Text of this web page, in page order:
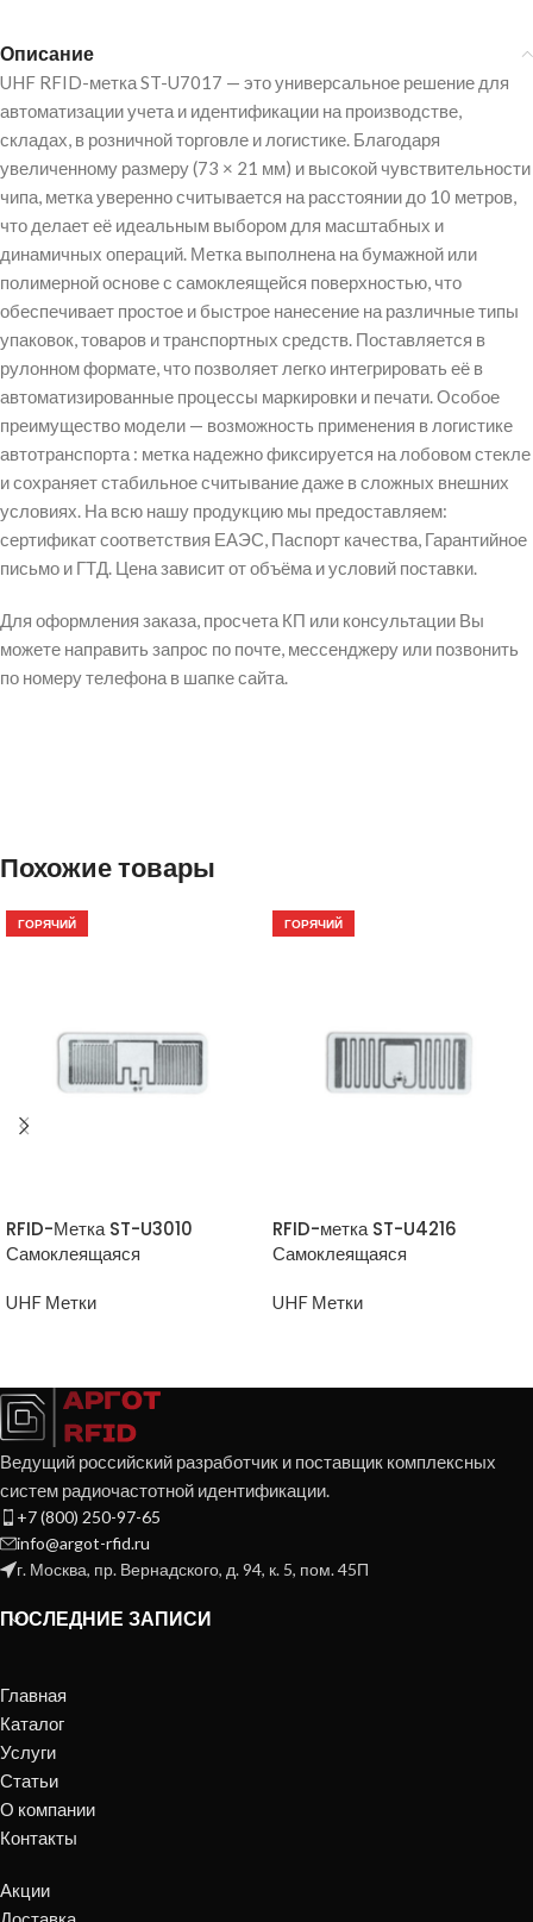
Описание
UHF RFID-метка ST-U7017 — это универсальное решение для
автоматизации учета и идентификации на производстве,
складах, в розничной торговле и логистике. Благодаря
увеличенному размеру (73 × 21 мм) и высокой чувствительности
чипа, метка уверенно считывается на расстоянии до 10 метров,
что делает её идеальным выбором для масштабных и
динамичных операций. Метка выполнена на бумажной или
полимерной основе с самоклеящейся поверхностью, что
обеспечивает простое и быстрое нанесение на различные типы
упаковок, товаров и транспортных средств. Поставляется в
рулонном формате, что позволяет легко интегрировать её в
автоматизированные процессы маркировки и печати. Особое
преимущество модели — возможность применения в логистике
автотранспорта : метка надежно фиксируется на лобовом стекле
и сохраняет стабильное считывание даже в сложных внешних
условиях. На всю нашу продукцию мы предоставляем:
сертификат соответствия ЕАЭС, Паспорт качества, Гарантийное
письмо и ГТД. Цена зависит от объёма и условий поставки.
Для оформления заказа, просчета КП или консультации Вы
можете направить запрос по почте, мессенджеру или позвонить
по номеру телефона в шапке сайта.
Похожие товары
ГОРЯЧИЙ
RFID-Метка ST-U3010
Самоклеящаяся
UHF Метки
ГОРЯЧИЙ
RFID-метка ST-U4216
Самоклеящаяся
UHF Метки
Ведущий российский разработчик и поставщик комплексных
систем радиочастотной идентификации.
+7 (800) 250-97-65
info@argot-rfid.ru
г. Москва, пр. Вернадского, д. 94, к. 5, пом. 45П
ПОСЛЕДНИЕ ЗАПИСИ
Главная
Каталог
Услуги
Статьи
О компании
Контакты
Акции